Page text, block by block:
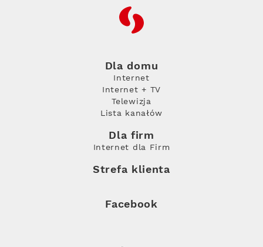
RFC
Dla domu
Internet
Internet + TV
Telewizja
Lista kanałów
Dla firm
Internet dla Firm
Strefa klienta
Facebook